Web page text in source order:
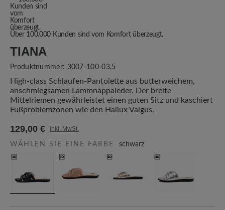
Über 100.000 Kunden sind vom Komfort überzeugt.
TIANA
Produktnummer: 3007-100-03,5
High-class Schlaufen-Pantolette aus butterweichem,
anschmiegsamen Lammnappaleder. Der breite
Mittelriemen gewährleistet einen guten Sitz und kaschiert
Fußproblemzonen wie den Hallux Valgus.
129,00 € inkl. MwSt.
WÄHLEN SIE EINE FARBE schwarz